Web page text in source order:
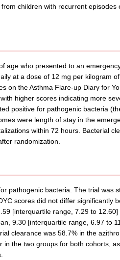
children with recurrent episodes
age who presented to an
at a dose of 12 mg per kilogram
on the Asthma Flare-up Diary for
higher scores indicating more
positive for pathogenic bacteria
were length of stay in the
within 72 hours. Bacterial
randomization.
pathogenic bacteria. The trial was
scores did not differ significantly
[interquartile range, 7.29 to 12.60]
9.30 [interquartile range, 6.97 to
clearance was 58.7% in the
in the two groups for both cohorts,